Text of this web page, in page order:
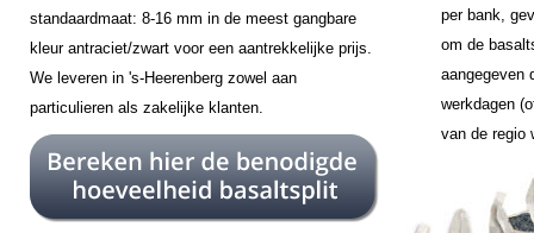
standaardmaat: 8-16 mm in de meest gangbare
kleur antraciet/zwart voor een aantrekkelijke prijs.
We leveren in 's-Heerenberg zowel aan
particulieren als zakelijke klanten.
per bank,
om de
aangegeven
werkdagen
van de regio